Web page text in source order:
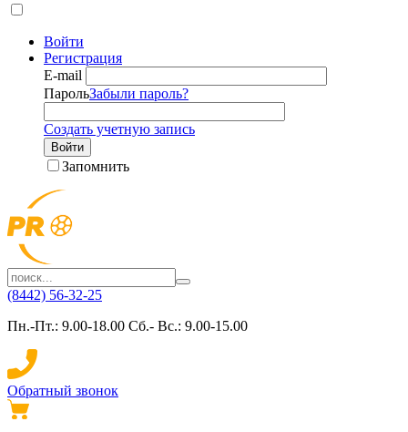
Войти
Регистрация
E-mail
ПарольЗабыли пароль?
Создать учетную запись
Войти
Запомнить
(8442) 56-32-25
Пн.-Пт.: 9.00-18.00 Сб.- Вс.: 9.00-15.00
Обратный звонок